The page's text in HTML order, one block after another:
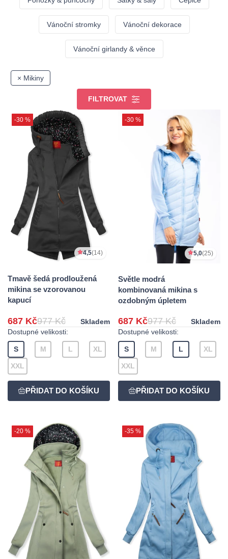
Vánoční stromky Vánoční dekorace
Vánoční girlandy & věnce
× Mikiny
FILTROVAT
-30 %
4,5(14)
Tmavě šedá prodloužená
mikina se vzorovanou
kapucí
687 Kč977 Kč
Skladem
Dostupné velikosti:
S M L XL
XXL
-30 %
5,0(25)
Světle modrá
kombinovaná mikina s
ozdobným úpletem
687 Kč977 Kč
Skladem
Dostupné velikosti:
S M L XL
XXL
-20 % -35 %